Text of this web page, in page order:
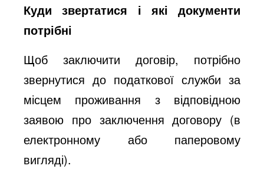
Куди звертатися і які документи
потрібні
Щоб заключити договір, потрібно
звернутися до податкової служби за
місцем проживання з відповідною
заявою про заключення договору (в
електронному або паперовому
вигляді).